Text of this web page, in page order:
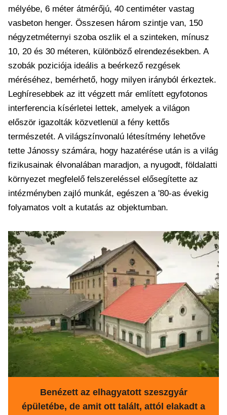
mélyébe, 6 méter átmérőjú, 40 centiméter vastag
vasbeton henger. Összesen három szintje van, 150
négyzetméternyi szoba oszlik el a szinteken, mínusz
10, 20 és 30 méteren, különböző elrendezésekben. A
szobák poziciója ideális a beérkező rezgések
méréséhez, bemérhető, hogy milyen irányból érkeztek.
Leghíresebbek az itt végzett már említett egyfotonos
interferencia kísérletei lettek, amelyek a világon
először igazolták közvetlenül a fény kettős
természetét. A világszínvonalú létesítmény lehetőve
tette Jánossy számára, hogy hazatérése után is a világ
fizikusainak élvonalában maradjon, a nyugodt, földalatti
környezet megfelelő felszereléssel elősegítette az
intézményben zajló munkát, egészen a '80-as évekig
folyamatos volt a kutatás az objektumban.
Benézett az elhagyatott szeszgyár
épületébe, de amit ott talált, attól elakadt a